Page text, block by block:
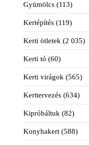
Gyümölcs (113)
Kertépítés (119)
Kerti ötletek (2 035)
Kerti tó (60)
Kerti virágok (565)
Kerttervezés (634)
Kipróbáltuk (82)
Konyhakert (588)